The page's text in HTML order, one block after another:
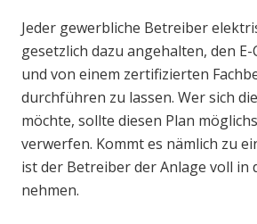
Jeder gewerbliche Betreiber
gesetzlich dazu angehalten, den
und von einem zertifizierten
durchführen zu lassen. Wer sich
möchte, sollte diesen Plan
verwerfen. Kommt es nämlich zu
ist der Betreiber der Anlage voll in
nehmen.